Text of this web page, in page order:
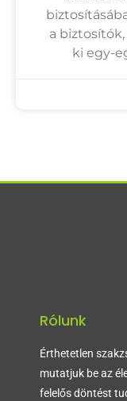
a
ki egy-
Rólunk
Érthetetlen
mutatjuk be az
felelős döntést